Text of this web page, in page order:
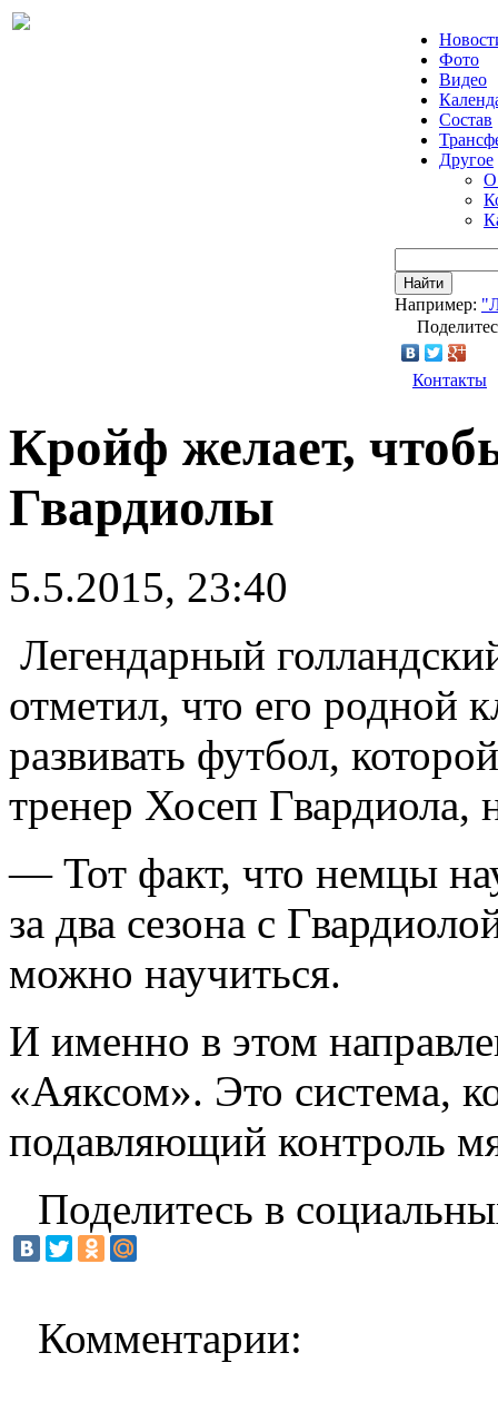
Фото
Видео
Состав
Другое
О
Найти
Например:
Контакты
Кройф желает,
Гвардиолы
5.5.2015, 23:40
Легендарный
отметил, что его родной
развивать футбол,
тренер Хосеп
— Тот факт, что немцы
за два сезона с
можно научиться.
И именно в этом
«Аяксом». Это система,
подавляющий контроль
Поделитесь в
Комментарии: